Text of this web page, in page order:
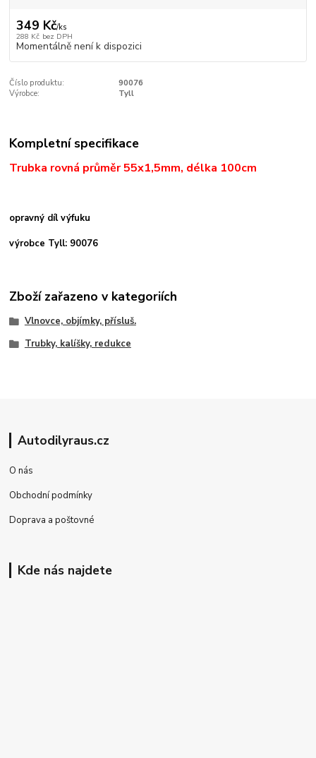
349 Kč/ks
288 Kč bez DPH
Momentálně není k dispozici
Číslo produktu:
90076
Výrobce:
Tyll
Kompletní specifikace
Trubka rovná průměr 55x1,5mm, délka 100cm
opravný díl výfuku
výrobce Tyll: 90076
Zboží zařazeno v kategoriích
Vlnovce, objímky, přísluš.
Trubky, kalíšky, redukce
Autodilyraus.cz
O nás
Obchodní podmínky
Doprava a poštovné
Kde nás najdete